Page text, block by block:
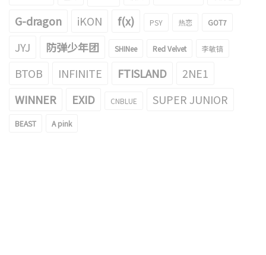
G-dragon iKON f(x) PSY 热恋 GOT7
JYJ 防弹少年团 SHINee Red Velvet 李敏镐
BTOB INFINITE FTISLAND
2NE1
WINNER
EXID CNBLUE SUPER JUNIOR
BEAST A pink